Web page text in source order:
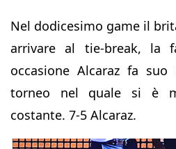
Nel dodicesimo game il
arrivare al tie-break, la
occasione Alcaraz fa
torneo nel quale si è
costante. 7-5 Alcaraz.